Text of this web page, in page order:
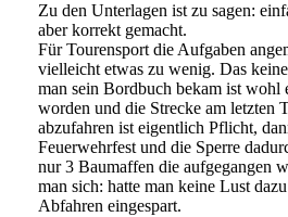
Zu den Unterlagen ist zu sagen:
aber korrekt gemacht.
Für Tourensport die Aufgaben
vielleicht etwas zu wenig. Das
man sein Bordbuch bekam ist wohl
worden und die Strecke am letzten
abzufahren ist eigentlich Pflicht,
Feuerwehrfest und die Sperre
nur 3 Baumaffen die aufgegangen
man sich: hatte man keine Lust
Abfahren eingespart.